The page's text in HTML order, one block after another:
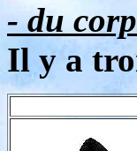
- du
Il y a